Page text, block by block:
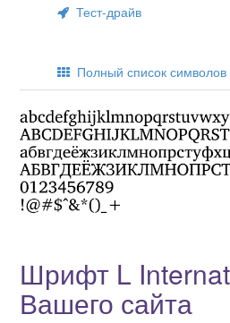
Тест-драйв
Полный список символов
Шрифт L
Вашего сайта